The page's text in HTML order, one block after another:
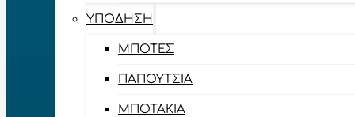
ΥΠΌΔΗΣΗ
ΜΠΌΤΕΣ
ΠΑΠΟΎΤΣΙΑ
ΜΠΟΤΆΚΙΑ